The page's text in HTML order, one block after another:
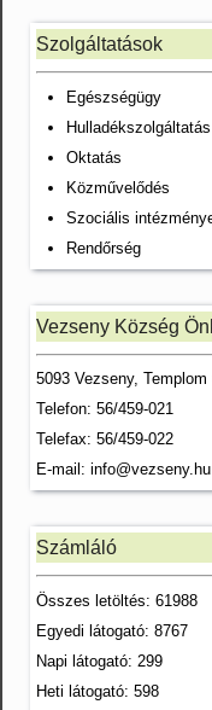
Szolgáltatások
Egészségügy
Hulladékszolgáltatás
Oktatás
Közművelődés
Szociális
Rendőrség
Vezseny Község
5093 Vezseny, Templom
Telefon: 56/459-021
Telefax: 56/459-022
E-mail: info@vezseny.hu
Számláló
Összes letöltés: 61988
Egyedi látogató: 8767
Napi látogató: 299
Heti látogató: 598